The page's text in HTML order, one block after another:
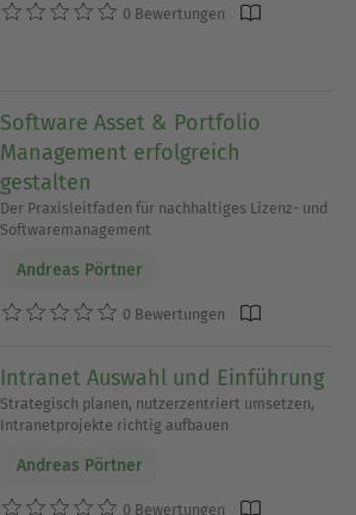
0 Bewertungen
Software Asset & Portfolio
Management erfolgreich
gestalten
Der Praxisleitfaden für nachhaltiges Lizenz- und
Softwaremanagement
Andreas Pörtner
0 Bewertungen
Intranet Auswahl und Einführung
Strategisch planen, nutzerzentriert umsetzen,
Intranetprojekte richtig aufbauen
Andreas Pörtner
0 Bewertungen